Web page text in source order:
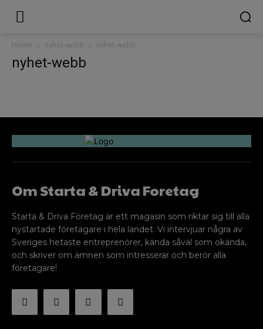
Home nyhet-webb nyhet-webb
nyhet-webb
Om Starta & Driva Foretag
Starta & Driva Företag är ett magasin som riktar sig till alla
nystartade företagare i hela landet. Vi intervjuar några av
Sveriges hetaste entreprenörer, kända såväl som okända,
och skriver om ämnen som intresserar och berör alla
företagare!